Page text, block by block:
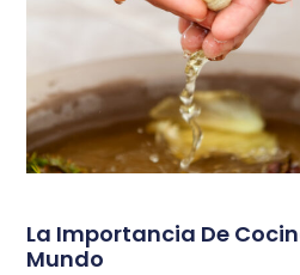
La Importancia De
Mundo